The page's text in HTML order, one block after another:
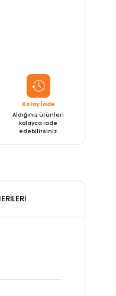
Kolay İade
Aldığınız ürünleri
kolayca iade
edebilirsiniz.